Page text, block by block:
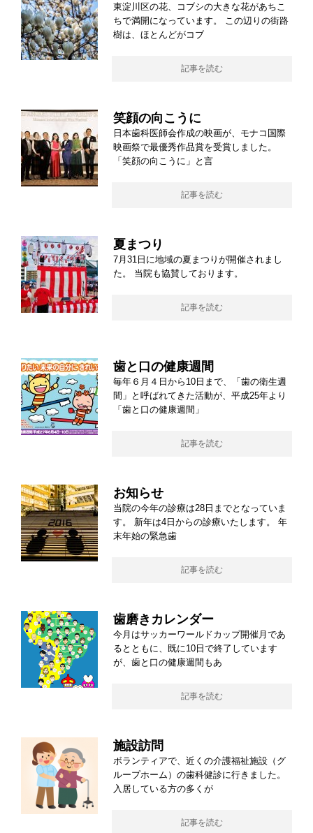
東淀川区の花、コブシの大きな花があちこ
ちで満開になっています。 この辺りの街路
樹は、ほとんどがコブ
記事を読む
笑顔の向こうに
日本歯科医師会作成の映画が、モナコ国際
映画祭で最優秀作品賞を受賞しました。
「笑顔の向こうに」と言
記事を読む
夏まつり
7月31日に地域の夏まつりが開催されまし
た。 当院も協賛しております。
記事を読む
歯と口の健康週間
毎年６月４日から10日まで、「歯の衛生週
間」と呼ばれてきた活動が、平成25年より
「歯と口の健康週間」
記事を読む
お知らせ
当院の今年の診療は28日までとなっていま
す。 新年は4日からの診療いたします。 年
末年始の緊急歯
記事を読む
歯磨きカレンダー
今月はサッカーワールドカップ開催月であ
るとともに、既に10日で終了しています
が、歯と口の健康週間もあ
記事を読む
施設訪問
ボランティアで、近くの介護福祉施設（グ
ループホーム）の歯科健診に行きました。
入居している方の多くが
記事を読む